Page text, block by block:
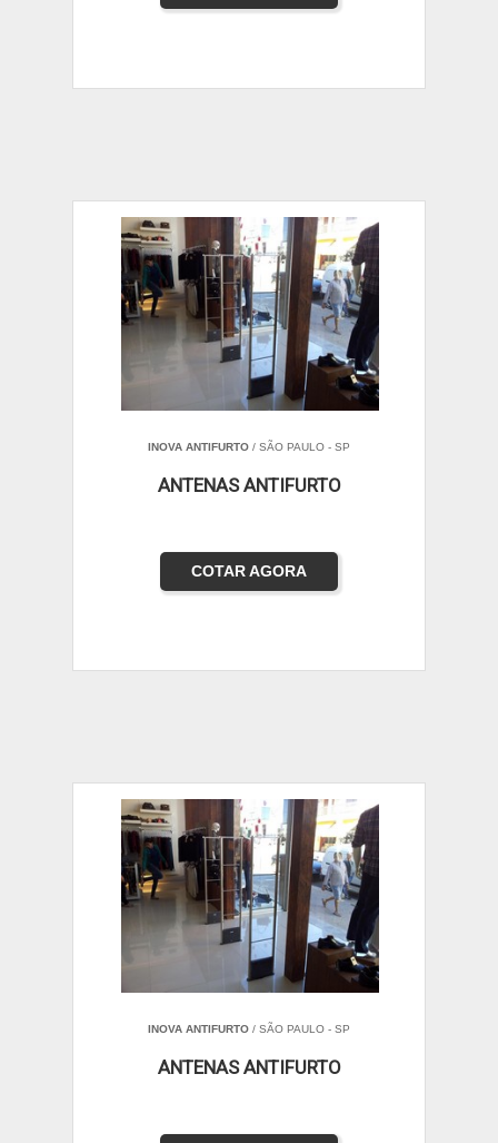
INOVA ANTIFURTO / SÃO PAULO - SP
ANTENAS ANTIFURTO
COTAR AGORA
INOVA ANTIFURTO / SÃO PAULO - SP
ANTENAS ANTIFURTO